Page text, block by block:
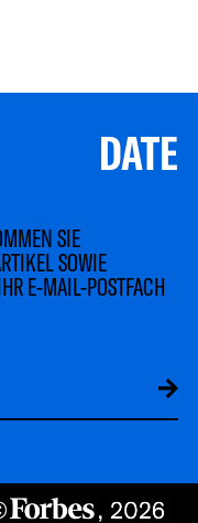
SIE
SOWIE
E-MAIL-POSTFACH